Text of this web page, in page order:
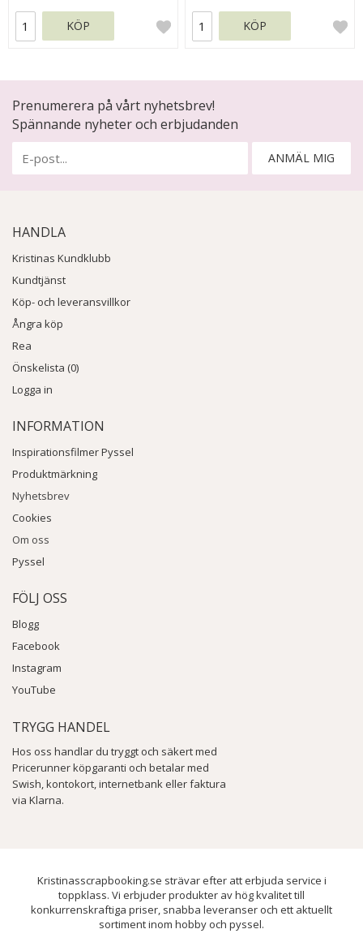
KÖP KÖP
Prenumerera på vårt nyhetsbrev!
Spännande nyheter och erbjudanden
ANMÄL MIG
HANDLA
Kristinas Kundklubb
Kundtjänst
Köp- och leveransvillkor
Ångra köp
Rea
Önskelista (0)
Logga in
INFORMATION
Inspirationsfilmer Pyssel
Produktmärkning
Nyhetsbrev
Cookies
Om oss
Pyssel
FÖLJ OSS
Blogg
Facebook
Instagram
YouTube
TRYGG HANDEL
Hos oss handlar du tryggt och säkert med
Pricerunner köpgaranti och betalar med
Swish, kontokort, internetbank eller faktura
via Klarna.
Kristinasscrapbooking.se strävar efter att erbjuda service i
toppklass. Vi erbjuder produkter av hög kvalitet till
konkurrenskraftiga priser, snabba leveranser och ett aktuellt
sortiment inom hobby och pyssel.